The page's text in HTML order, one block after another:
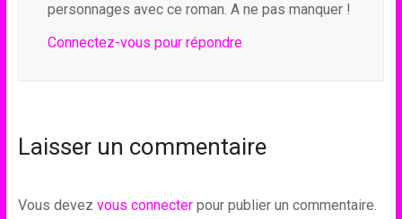
personnages avec ce roman. A ne pas manquer !
Connectez-vous pour répondre
Laisser un commentaire
Vous devez vous connecterpour publier un commentaire.